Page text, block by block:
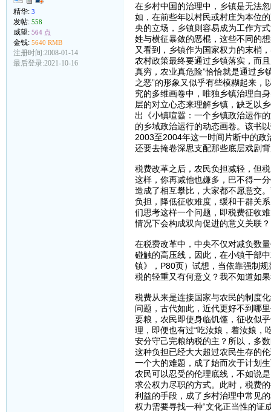
精华: 3
发帖: 558
威望: 564 点
金钱: 5640 RMB
注册时间:2008-01-14
最后登录:2021-10-16
在乡村中国的治理中，乡镇是无法
如，在前些年以村民或村庄为本位
央的立场，乡镇则容易成为工作方
姓与横征暴敛的恶棍，这些不同的
又看到，乡镇作为国家权力的末梢
农村政策最终要通过乡镇落实，而
真穷，农业真危险”恰恰就是通过乡
之恶”的形象又似乎有些模糊起来
究的多维画卷中，唯独乡镇治理自
层的对立心态来理解乡镇，缺乏以
出《小镇喧嚣：一个乡镇政治运作
的乡域政治运行的动态画卷。该书
2003至2004年这一时间片断中的政
还要去掩卷深思支配那些底层戏剧
税费改革之后，农民负担减轻，但
这样，你再减他也嫌多，巴不得一
造成了相互攀比，大家都不愿意交
负担，降低征收难度，缓和干群关
们思考这样一个问题，即税费征收
情况下会构成双向促进的意义关联？
在税费改革中，中央不仅对减负数
碰触的高压线，因此，在小镇干部
镇》，P80页）试想，当依靠强制
税的轻重又有何意义？我不知道如
税费从来是连接国家与农民的制度
问题，古代如此，近代更好不到哪
要粮，农民即使身临饥馑，征收似
理，即便也有过“吃汝娘，着汝娘，
安分守己完粮纳税的主？所以，多
这种负担已经大大超过农民生存的
一个大的难题，成了始而次于计划
农民可以忍受的伦理底线，不如说
求公权力尽职的方式。此时，税费
利益的手段，成了乡村治理中常见
权力需要寻找一种“文化正当性的证